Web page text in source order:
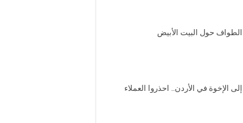
الطواف حول البيت الأبيض
إلى الإخوة في الأردن.. احذروا العملاء